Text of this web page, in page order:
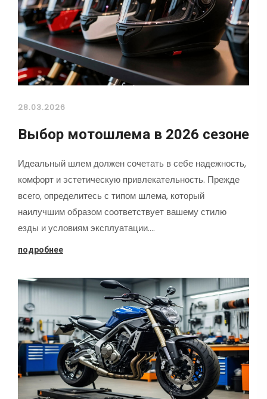
28.03.2026
Выбор мотошлема в 2026 сезоне
Идеальный шлем должен сочетать в себе надежность,
комфорт и эстетическую привлекательность. Прежде
всего, определитесь с типом шлема, который
наилучшим образом соответствует вашему стилю
езды и условиям эксплуатации.…
подробнее